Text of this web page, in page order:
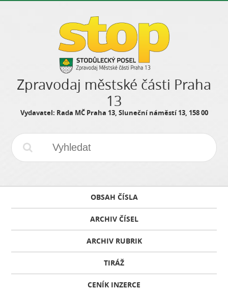
Zpravodaj městské části Praha
13
Vydavatel: Rada MČ Praha 13, Sluneční náměstí 13, 158 00
OBSAH ČÍSLA
ARCHIV ČÍSEL
ARCHIV RUBRIK
TIRÁŽ
CENÍK INZERCE